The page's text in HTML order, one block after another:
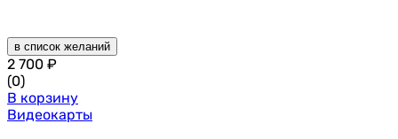
в список желаний
2 700 ₽
(0)
В корзину
Видеокарты